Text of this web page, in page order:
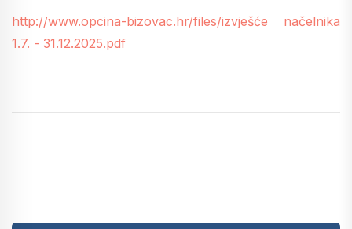
http://www.opcina-bizovac.hr/files/izvješće načelnika
1.7. - 31.12.2025.pdf